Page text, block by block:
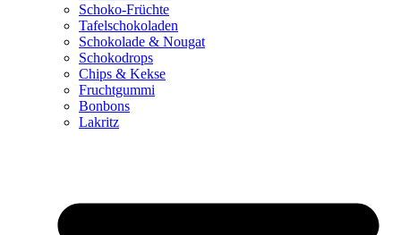
Schoko-Früchte
Tafelschokoladen
Schokolade & Nougat
Schokodrops
Chips & Kekse
Fruchtgummi
Bonbons
Lakritz